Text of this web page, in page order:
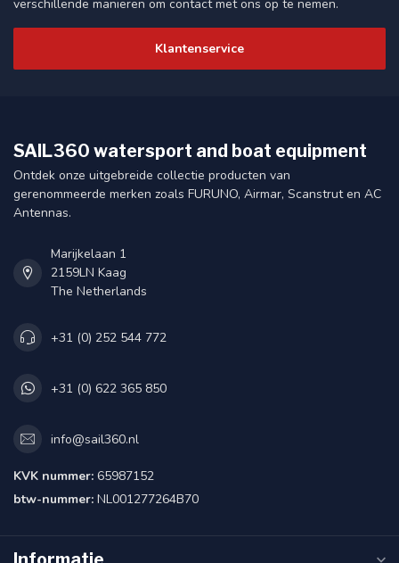
verschillende manieren om contact met ons op te nemen.
Klantenservice
SAIL360 watersport and boat equipment
Ontdek onze uitgebreide collectie producten van
gerenommeerde merken zoals FURUNO, Airmar, Scanstrut en AC
Antennas.
Marijkelaan 1
2159LN Kaag
The Netherlands
+31 (0) 252 544 772
+31 (0) 622 365 850
info@sail360.nl
KVK nummer: 65987152
btw-nummer: NL001277264B70